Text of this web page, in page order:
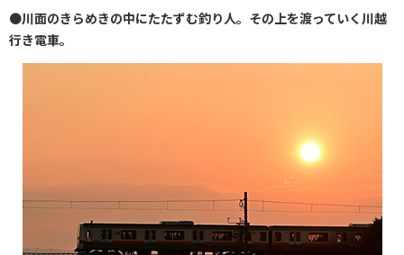
●川面のきらめきの中にたたずむ釣り人。その上を渡っていく川越
行き電車。